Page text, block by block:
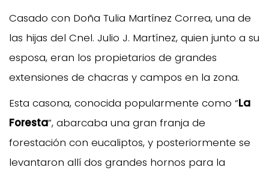
Casado con Doña Tulia Martínez Correa, una de
las hijas del Cnel. Julio J. Martínez, quien junto a su
esposa, eran los propietarios de grandes
extensiones de chacras y campos en la zona.
Esta casona, conocida popularmente como “La
Foresta”, abarcaba una gran franja de
forestación con eucaliptos, y posteriormente se
levantaron allí dos grandes hornos para la